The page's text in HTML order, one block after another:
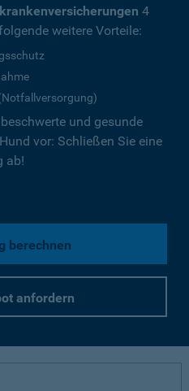
4
weitere Vorteile:
und gesunde
vor: Schließen Sie eine
ab!
berechnen
anfordern